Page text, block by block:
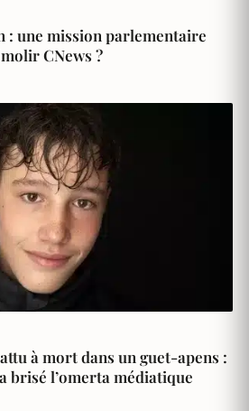
: une mission parlementaire
CNews ?
à mort dans un guet-apens :
brisé l’omerta médiatique